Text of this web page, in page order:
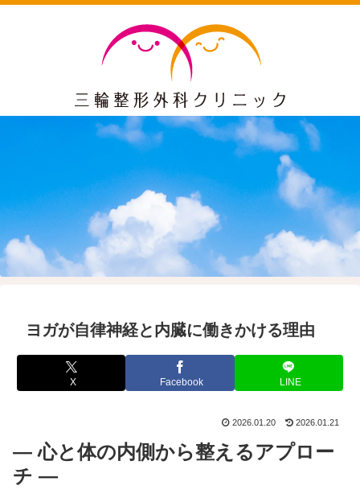
ヨガが自律神経と内臓に働きかける理由
X Facebook LINE
2026.01.20 2026.01.21
― 心と体の内側から整えるアプロー
チ ―